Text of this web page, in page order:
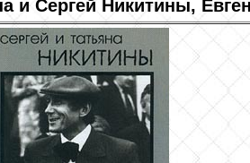
и Сергей Никитины,